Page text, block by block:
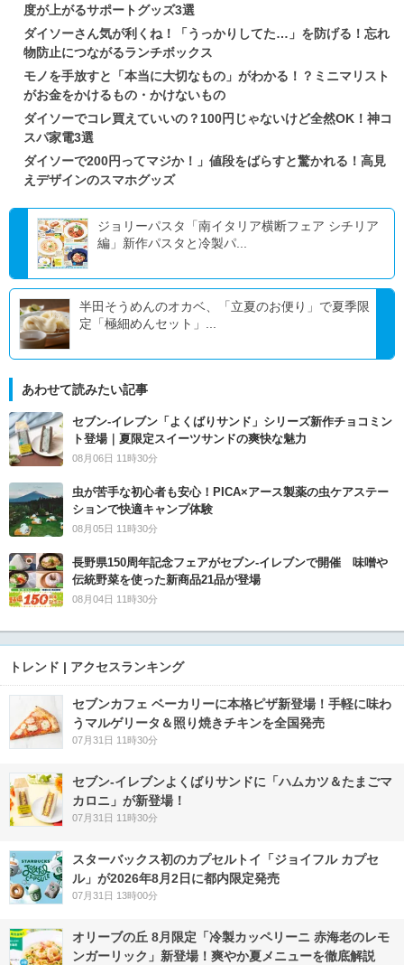
度が上がるサポートグッズ3選
ダイソーさん気が利くね！「うっかりしてた…」を防げる！忘れ
物防止につながるランチボックス
モノを手放すと「本当に大切なもの」がわかる！？ミニマリスト
がお金をかけるもの・かけないもの
ダイソーでコレ買えていいの？100円じゃないけど全然OK！神コ
スパ家電3選
ダイソーで200円ってマジか！」値段をばらすと驚かれる！高見
えデザインのスマホグッズ
ジョリーパスタ「南イタリア横断フェア シチリア
編」新作パスタと冷製パ...
半田そうめんのオカベ、「立夏のお便り」で夏季限
定「極細めんセット」...
あわせて読みたい記事
セブン‐イレブン「よくばりサンド」シリーズ新作チョコミン
ト登場｜夏限定スイーツサンドの爽快な魅力
08月06日 11時30分
虫が苦手な初心者も安心！PICA×アース製薬の虫ケアステー
ションで快適キャンプ体験
08月05日 11時30分
長野県150周年記念フェアがセブン-イレブンで開催 味噌や
伝統野菜を使った新商品21品が登場
08月04日 11時30分
トレンド | アクセスランキング
セブンカフェ ベーカリーに本格ピザ新登場！手軽に味わ
うマルゲリータ＆照り焼きチキンを全国発売
07月31日 11時30分
セブン‐イレブンよくばりサンドに「ハムカツ＆たまごマ
カロニ」が新登場！
07月31日 11時30分
スターバックス初のカプセルトイ「ジョイフル カプセ
ル」が2026年8月2日に都内限定発売
07月31日 13時00分
オリーブの丘 8月限定「冷製カッペリーニ 赤海老のレモ
ンガーリック」新登場！爽やか夏メニューを徹底解説